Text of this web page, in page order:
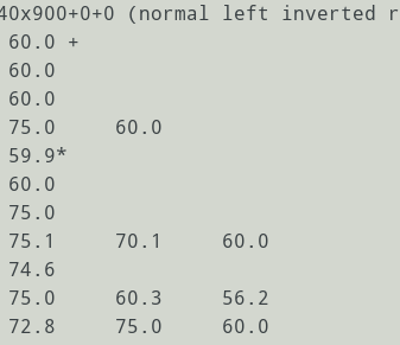
(normal left inverted